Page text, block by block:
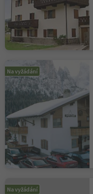
Na vyžádání
Na vyžádání